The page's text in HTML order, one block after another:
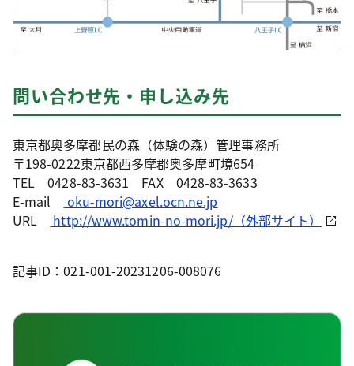
問い合わせ先・申し込み先
東京都奥多摩都民の森（体験の森）管理事務所
〒198-0222東京都西多摩郡奥多摩町境654
TEL 0428-83-3631 FAX 0428-83-3633
E-mail
oku-mori@axel.ocn.ne.jp
URL
http://www.tomin-no-mori.jp/（外部サイト）
記事ID：021-001-20231206-008076